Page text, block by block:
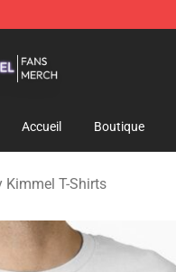
Accueil Boutique
Kimmel T-Shirts